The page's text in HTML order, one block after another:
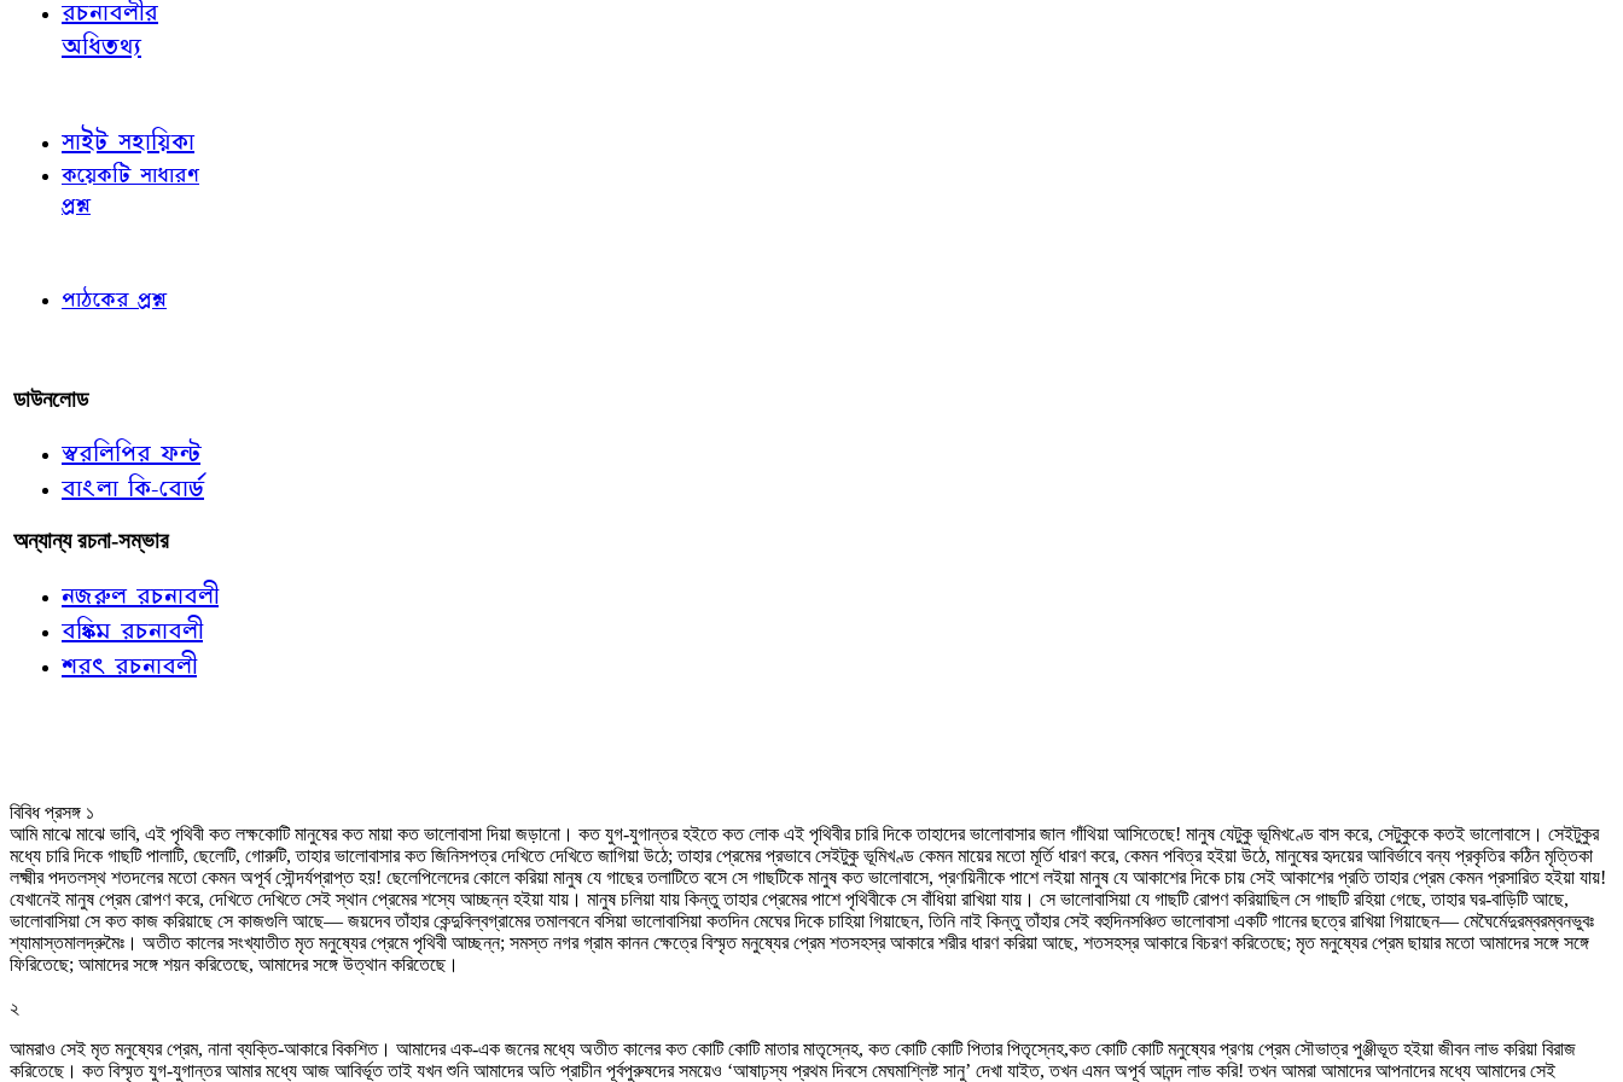
রচনাবলীর
অধিতথ্য
সাইট সহায়িকা
কয়েকটি সাধারণ
প্রশ্ন
পাঠকের প্রশ্ন
ডাউনলোড
স্বরলিপির ফন্ট
বাংলা কি-বোর্ড
অন্যান্য রচনা-সম্ভার
নজরুল রচনাবলী
বঙ্কিম রচনাবলী
শরৎ রচনাবলী
বিবিধ প্রসঙ্গ ১
আমি মাঝে মাঝে ভাবি, এই পৃথিবী কত লক্ষকোটি মানুষের কত মায়া কত ভালোবাসা দিয়া জড়ানো। কত যুগ-যুগান্তর হইতে কত লোক এই পৃথিবীর চারি দিকে তাহাদের ভালোবাসার জাল গাঁথিয়া আসিতেছে! মানুষ যেটুকু ভূমিখণ্ডে বাস করে, সেটুকুকে কতই ভালোবাসে। সেইটুকুর
মধ্যে চারি দিকে গাছটি পালাটি, ছেলেটি, গোরুটি, তাহার ভালোবাসার কত জিনিসপত্র দেখিতে দেখিতে জাগিয়া উঠে; তাহার প্রেমের প্রভাবে সেইটুকু ভূমিখণ্ড কেমন মায়ের মতো মূর্তি ধারণ করে, কেমন পবিত্র হইয়া উঠে, মানুষের হৃদয়ের আবির্ভাবে বন্য প্রকৃতির কঠিন মৃত্তিকা
লক্ষ্মীর পদতলস্থ শতদলের মতো কেমন অপূর্ব সৌন্দর্যপ্রাপ্ত হয়! ছেলেপিলেদের কোলে করিয়া মানুষ যে গাছের তলাটিতে বসে সে গাছটিকে মানুষ কত ভালোবাসে, প্রণয়িনীকে পাশে লইয়া মানুষ যে আকাশের দিকে চায় সেই আকাশের প্রতি তাহার প্রেম কেমন প্রসারিত হইয়া যায়!
যেখানেই মানুষ প্রেম রোপণ করে, দেখিতে দেখিতে সেই স্থান প্রেমের শস্যে আচ্ছন্ন হইয়া যায়। মানুষ চলিয়া যায় কিন্তু তাহার প্রেমের পাশে পৃথিবীকে সে বাঁধিয়া রাখিয়া যায়। সে ভালোবাসিয়া যে গাছটি রোপণ করিয়াছিল সে গাছটি রহিয়া গেছে, তাহার ঘর-বাড়িটি আছে,
ভালোবাসিয়া সে কত কাজ করিয়াছে সে কাজগুলি আছে— জয়দেব তাঁহার কেন্দুবিল্বগ্রামের তমালবনে বসিয়া ভালোবাসিয়া কতদিন মেঘের দিকে চাহিয়া গিয়াছেন, তিনি নাই কিন্তু তাঁহার সেই বহুদিনসঞ্চিত ভালোবাসা একটি গানের ছত্রে রাখিয়া গিয়াছেন— মেঘৈর্মেদুরম্বরম্বনভুবঃ
শ্যামাস্তমালদ্রুমৈঃ। অতীত কালের সংখ্যাতীত মৃত মনুষ্যের প্রেমে পৃথিবী আচ্ছন্ন; সমস্ত নগর গ্রাম কানন ক্ষেত্রে বিস্মৃত মনুষ্যের প্রেম শতসহস্র আকারে শরীর ধারণ করিয়া আছে, শতসহস্র আকারে বিচরণ করিতেছে; মৃত মনুষ্যের প্রেম ছায়ার মতো আমাদের সঙ্গে সঙ্গে
ফিরিতেছে; আমাদের সঙ্গে শয়ন করিতেছে, আমাদের সঙ্গে উত্থান করিতেছে।
২
আমরাও সেই মৃত মনুষ্যের প্রেম, নানা ব্যক্তি-আকারে বিকশিত। আমাদের এক-এক জনের মধ্যে অতীত কালের কত কোটি কোটি মাতার মাতৃস্নেহ, কত কোটি কোটি পিতার পিতৃস্নেহ,কত কোটি কোটি মনুষ্যের প্রণয় প্রেম সৌভাত্র পুঞ্জীভূত হইয়া জীবন লাভ করিয়া বিরাজ
করিতেছে। কত বিস্মৃত যুগ-যুগান্তর আমার মধ্যে আজ আবির্ভূত তাই যখন শুনি আমাদের অতি প্রাচীন পূর্বপুরুষদের সময়েও ‘আষাঢ়স্য প্রথম দিবসে মেঘমাশ্লিষ্ট সানু’ দেখা যাইত, তখন এমন অপূর্ব আনন্দ লাভ করি! তখন আমরা আমাদের আপনাদের মধ্যে আমাদের সেই